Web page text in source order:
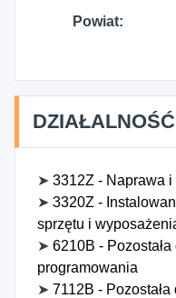
Powiat:
DZIAŁALNOŚĆ
➤ 3312Z - Naprawa
➤ 3320Z -
sprzętu i
➤ 6210B -
programowania
➤ 7112B -